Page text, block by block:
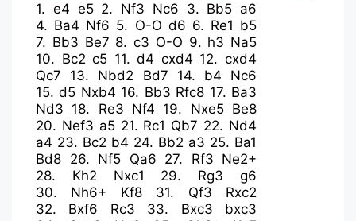
1. e4 e5 2. Nf3 Nc6 3. Bb5 a6
4. Ba4 Nf6 5. O-O d6 6. Re1 b5
7. Bb3 Be7 8. c3 O-O 9. h3 Na5
10. Bc2 c5 11.d4 cxd4 12.cxd4
Qc7
13. Nbd2 Bd7 14. b4
Nc6
15.d5 Nxb4 16. Bb3 Rfc8 17. Ba3
Nd3 18. Re3 Nf4 19. Nxe5 Be8
20. Nef3 a5 21. Rc1 Qb7 22. Nd4
a4 23. Bc2 b4 24. Bb2 a3 25. Ba1
Bd8 26. Nf5 Qa6 27. Rf3 Ne2+
28. Kh2 Nxc1 29. Rg3
g6
30. Nh6+ Kf8 31. Qf3
Rxc2
32. Bxf6 Rc3 33. Bxc3
bxc3